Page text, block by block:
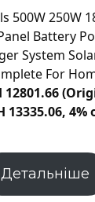
500W 250W
Battery
System
For
12801.66
13335.06, 4%
Детальніше